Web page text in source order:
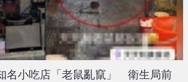
名小吃店「老鼠亂竄」 衛生局前